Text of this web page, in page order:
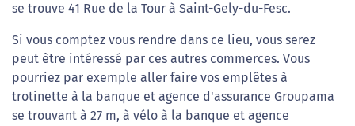
se trouve 41 Rue de la Tour à Saint-Gely-du-Fesc.
Si vous comptez vous rendre dans ce lieu, vous serez
peut être intéressé par ces autres commerces. Vous
pourriez par exemple aller faire vos emplêtes à
trotinette à la banque et agence d'assurance Groupama
se trouvant à 27 m, à vélo à la banque et agence